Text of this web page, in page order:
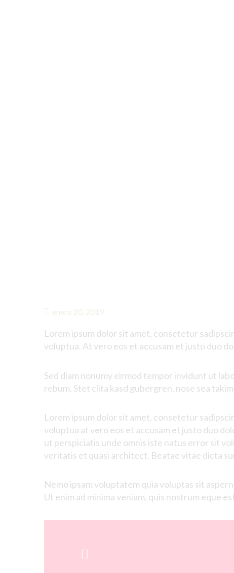
enero 20, 2019
Lorem ipsum dolor sit amet, consetetur
voluptua. At vero eos et accusam et justo duo
Sed diam nonumyeirmod tempor invidunt ut
rebum. Stet clita kasd gubergren, nose sea
Lorem ipsum dolor sit amet, consetetur
voluptua at vero eos et accusam et justo duo
ut perspiciatis unde omnis iste natus error sit
veritatis et quasi architect. Beatae vitae dicta
Nemo ipsam voluptatem quia voluptas sit
Ut enim ad minima veniam, quis nostrum eque